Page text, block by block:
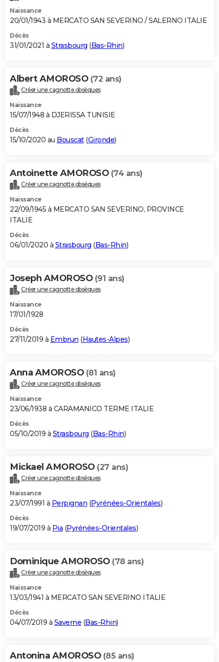
Naissance
20/01/1943 à MERCATO SAN SEVERINO / SALERNO ITALIE
Décès
31/01/2021 à Strasbourg (Bas-Rhin)
Albert AMOROSO (72 ans)
Créer une cagnotte obsèques
Naissance
15/07/1948 à DJERISSA TUNISIE
Décès
15/10/2020 au Bouscat(Gironde)
Antoinette AMOROSO (74 ans)
Créer une cagnotte obsèques
Naissance
22/09/1945 à MERCATO SAN SEVERINO, PROVINCE
ITALIE
Décès
06/01/2020 à Strasbourg (Bas-Rhin)
Joseph AMOROSO (91 ans)
Créer une cagnotte obsèques
Naissance
17/01/1928
Décès
27/11/2019 à Embrun (Hautes-Alpes)
Anna AMOROSO (81 ans)
Créer une cagnotte obsèques
Naissance
23/06/1938 à CARAMANICO TERME ITALIE
Décès
05/10/2019 à Strasbourg (Bas-Rhin)
Mickael AMOROSO (27 ans)
Créer une cagnotte obsèques
Naissance
23/07/1991 à Perpignan (Pyrénées-Orientales)
Décès
19/07/2019 à Pia (Pyrénées-Orientales)
Dominique AMOROSO (78 ans)
Créer une cagnotte obsèques
Naissance
13/03/1941 à MERCATO SAN SEVERINO ITALIE
Décès
04/07/2019 à Saverne (Bas-Rhin)
Antonina AMOROSO (85 ans)